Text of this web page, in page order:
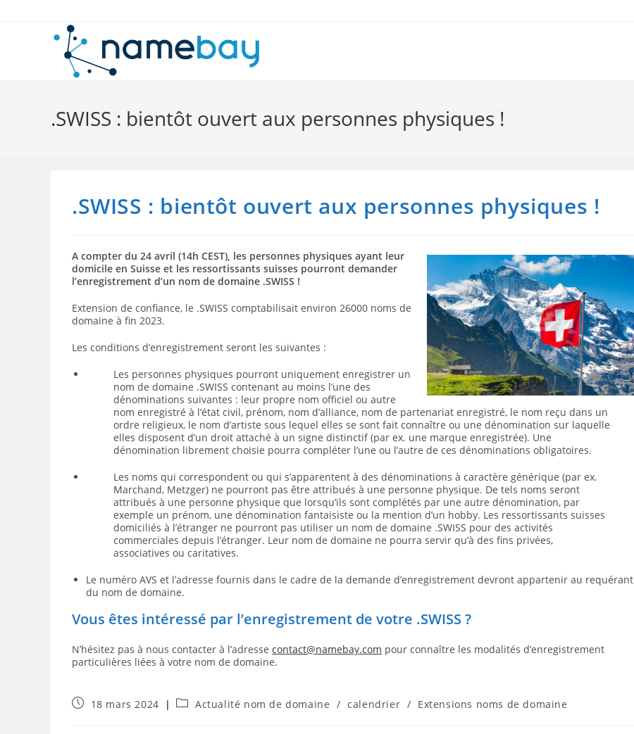
.SWISS : bientôt ouvert aux personnes physiques !
.SWISS : bientôt ouvert aux personnes physiques !
A compter du 24 avril (14h CEST), les personnes physiques ayant leur
domicile en Suisse et les ressortissants suisses pourront demander
l’enregistrement d’un nom de domaine .SWISS !
Extension de confiance, le .SWISS comptabilisait environ 26000 noms de
domaine à fin 2023.
Les conditions d’enregistrement seront les suivantes :
Les personnes physiques pourront uniquement enregistrer un
nom de domaine .SWISS contenant au moins l’une des
dénominations suivantes : leur propre nom officiel ou autre
nom enregistré à l’état civil, prénom, nom d’alliance, nom de partenariat enregistré, le nom reçu dans un
ordre religieux, le nom d’artiste sous lequel elles se sont fait connaître ou une dénomination sur laquelle
elles disposent d’un droit attaché à un signe distinctif (par ex. une marque enregistrée). Une
dénomination librement choisie pourra compléter l’une ou l’autre de ces dénominations obligatoires.
Les noms qui correspondent ou qui s’apparentent à des dénominations à caractère générique (par ex.
Marchand, Metzger) ne pourront pas être attribués à une personne physique. De tels noms seront
attribués à une personne physique que lorsqu’ils sont complétés par une autre dénomination, par
exemple un prénom, une dénomination fantaisiste ou la mention d’un hobby. Les ressortissants suisses
domiciliés à l’étranger ne pourront pas utiliser un nom de domaine .SWISS pour des activités
commerciales depuis l’étranger. Leur nom de domaine ne pourra servir qu’à des fins privées,
associatives ou caritatives.
Le numéro AVS et l’adresse fournis dans le cadre de la demande d’enregistrement devront appartenir au requérant
du nom de domaine.
Vous êtes intéressé par l’enregistrement de votre .SWISS ?
N’hésitez pas à nous contacter à l’adresse contact@namebay.com pour connaître les modalités d’enregistrement
particulières liées à votre nom de domaine.
Publication
18 mars 2024
PostActualité nom de domaine / calendrier / Extensions noms de domaine